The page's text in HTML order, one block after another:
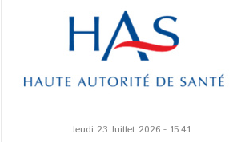
Jeudi 23 Juillet 2026 - 15:41